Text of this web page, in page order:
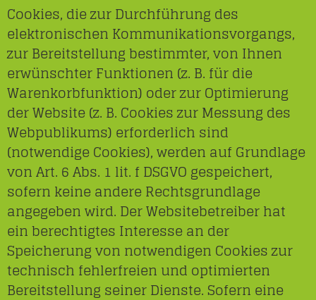
Cookies, die zur Durchführung des
elektronischen Kommunikationsvorgangs,
zur Bereitstellung bestimmter, von Ihnen
erwünschter Funktionen (z. B. für die
Warenkorbfunktion) oder zur Optimierung
der Website (z. B. Cookies zur Messung des
Webpublikums) erforderlich sind
(notwendige Cookies), werden auf Grundlage
von Art. 6 Abs. 1 lit. f DSGVO gespeichert,
sofern keine andere Rechtsgrundlage
angegeben wird. Der Websitebetreiber hat
ein berechtigtes Interesse an der
Speicherung von notwendigen Cookies zur
technisch fehlerfreien und optimierten
Bereitstellung seiner Dienste. Sofern eine